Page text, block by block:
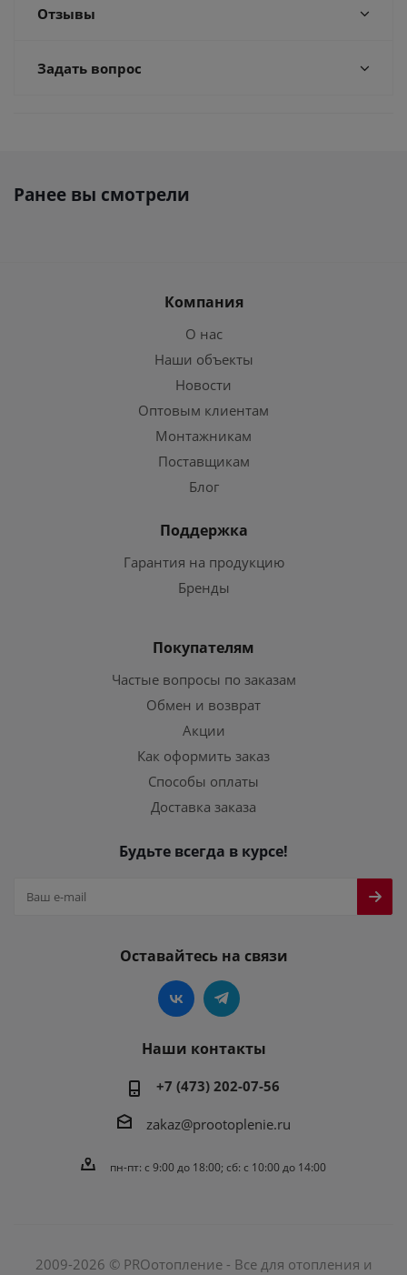
Отзывы
Задать вопрос
Ранее вы смотрели
Компания
О нас
Наши объекты
Новости
Оптовым клиентам
Монтажникам
Поставщикам
Блог
Поддержка
Гарантия на продукцию
Бренды
Покупателям
Частые вопросы по заказам
Обмен и возврат
Акции
Как оформить заказ
Способы оплаты
Доставка заказа
Будьте всегда в курсе!
Оставайтесь на связи
Наши контакты
+7 (473) 202-07-56
zakaz@prootoplenie.ru
пн-пт: c 9:00 до 18:00; сб: с 10:00 до 14:00
2009-2026 © PROотопление - Все для отопления и